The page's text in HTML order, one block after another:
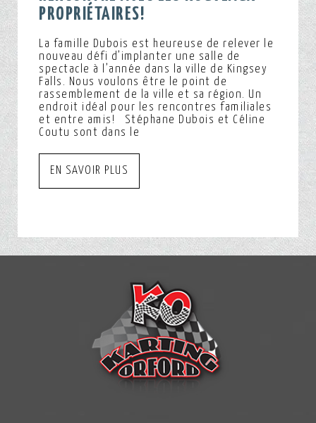
PROPRIÉTAIRES!
La famille Dubois est heureuse de relever le
nouveau défi d’implanter une salle de
spectacle à l’année dans la ville de Kingsey
Falls. Nous voulons être le point de
rassemblement de la ville et sa région. Un
endroit idéal pour les rencontres familiales
et entre amis! Stéphane Dubois et Céline
Coutu sont dans le
EN SAVOIR PLUS